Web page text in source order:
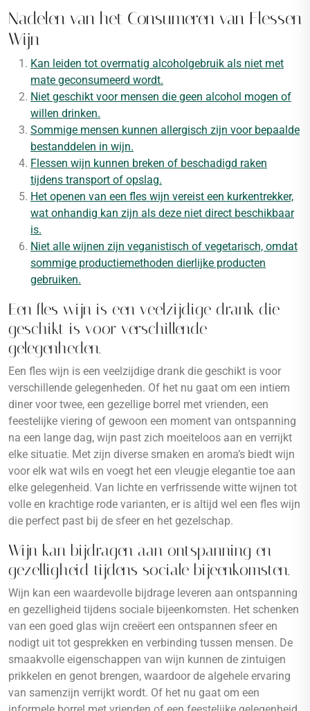
Nadelen van het Consumeren van Flessen
Wijn
Kan leiden tot overmatig alcoholgebruik als niet met
mate geconsumeerd wordt.
Niet geschikt voor mensen die geen alcohol mogen of
willen drinken.
Sommige mensen kunnen allergisch zijn voor bepaalde
bestanddelen in wijn.
Flessen wijn kunnen breken of beschadigd raken
tijdens transport of opslag.
Het openen van een fles wijn vereist een kurkentrekker,
wat onhandig kan zijn als deze niet direct beschikbaar
is.
Niet alle wijnen zijn veganistisch of vegetarisch, omdat
sommige productiemethoden dierlijke producten
gebruiken.
Een fles wijn is een veelzijdige drank die
geschikt is voor verschillende
gelegenheden.
Een fles wijn is een veelzijdige drank die geschikt is voor
verschillende gelegenheden. Of het nu gaat om een intiem
diner voor twee, een gezellige borrel met vrienden, een
feestelijke viering of gewoon een moment van ontspanning
na een lange dag, wijn past zich moeiteloos aan en verrijkt
elke situatie. Met zijn diverse smaken en aroma’s biedt wijn
voor elk wat wils en voegt het een vleugje elegantie toe aan
elke gelegenheid. Van lichte en verfrissende witte wijnen tot
volle en krachtige rode varianten, er is altijd wel een fles wijn
die perfect past bij de sfeer en het gezelschap.
Wijn kan bijdragen aan ontspanning en
gezelligheid tijdens sociale bijeenkomsten.
Wijn kan een waardevolle bijdrage leveren aan ontspanning
en gezelligheid tijdens sociale bijeenkomsten. Het schenken
van een goed glas wijn creëert een ontspannen sfeer en
nodigt uit tot gesprekken en verbinding tussen mensen. De
smaakvolle eigenschappen van wijn kunnen de zintuigen
prikkelen en genot brengen, waardoor de algehele ervaring
van samenzijn verrijkt wordt. Of het nu gaat om een